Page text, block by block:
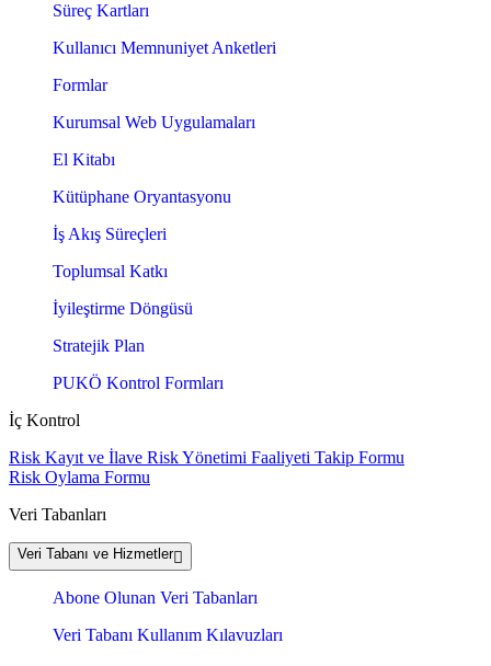
Süreç Kartları
Kullanıcı Memnuniyet Anketleri
Formlar
Kurumsal Web Uygulamaları
El Kitabı
Kütüphane Oryantasyonu
İş Akış Süreçleri
Toplumsal Katkı
İyileştirme Döngüsü
Stratejik Plan
PUKÖ Kontrol Formları
İç Kontrol
Risk Kayıt ve İlave Risk Yönetimi Faaliyeti Takip Formu
Risk Oylama Formu
Veri Tabanları
Veri Tabanı ve Hizmetler
Abone Olunan Veri Tabanları
Veri Tabanı Kullanım Kılavuzları